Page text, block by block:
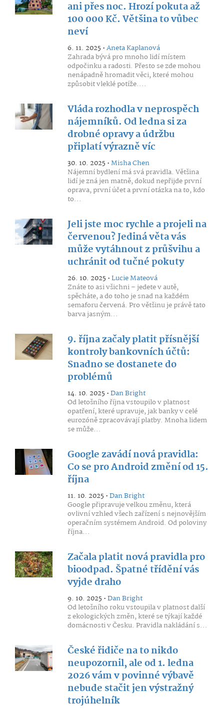
ani přes noc. Hrozí pokuta až
100 000 Kč. Většina to vůbec
neví
6. 11. 2025 •Aneta Kaplanová
Zahrada bývá pro mnoho lidí místem
odpočinku a radosti. Přesto se zde mohou
nenápadně hromadit věci, které mohou
způsobit vleklé potíže....
Vláda rozhodla v neprospěch
nájemníků. Od ledna si za
drobné opravy a údržbu
připlatí výrazně víc
30. 10. 2025 •Misha Chen
Nájemní bydlení má svá pravidla. Většina
lidí je zná jen matně, dokud nepřijde první
oprava, první účet a první otázka na to, kdo
to...
Jeli jste moc rychle a projeli na
červenou? Jediná věta vás
může vytáhnout z průšvihu a
uchránit od tučné pokuty
26. 10. 2025 •Lucie Mateová
Znáte to asi všichni – jedete v autě,
spěcháte, a do toho je snad na každém
semaforu červená. Pro většinu je právě tato
barva jasným...
9. října začaly platit přísnější
kontroly bankovních účtů:
Snadno se dostanete do
problémů
14. 10. 2025 •Dan Bright
Od letošního října vstoupilo v platnost
opatření, které upravuje, jak banky v celé
eurozóně zpracovávají platby. Mnoha lidem
se může...
Google zavádí nová pravidla:
Co se pro Android změní od 15.
října
11. 10. 2025 •Dan Bright
Google připravuje velkou změnu, která
ovlivní vzhled všech zařízení s nejnovějším
operačním systémem Android. Od poloviny
října...
Začala platit nová pravidla pro
bioodpad. Špatné třídění vás
vyjde draho
9. 10. 2025 •Dan Bright
Od letošního roku vstoupila v platnost další
z ekologických změn, které se týkají každé
domácnosti v Česku. Pravidla nakládání s...
České řidiče na to nikdo
neupozornil, ale od 1. ledna
2026 vám v povinné výbavě
nebude stačit jen výstražný
trojúhelník